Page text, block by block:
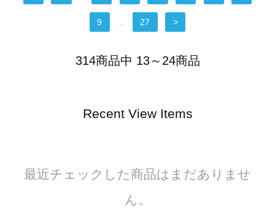
9 27 >
314商品中 13～24商品
Recent View Items
最近チェックした商品はまだありませ
ん。